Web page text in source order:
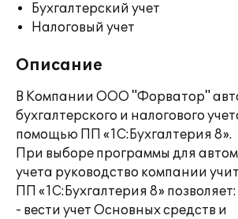
Бухгалтерский учет
Налоговый учет
Описание
В Компании ООО "Форватор"
бухгалтерского и налогового
помощью ПП «1С:Бухгалтерия 8».
При выборе программы для
учета руководство компании
ПП «1С:Бухгалтерия 8» позволяет:
- вести учет Основных средств и